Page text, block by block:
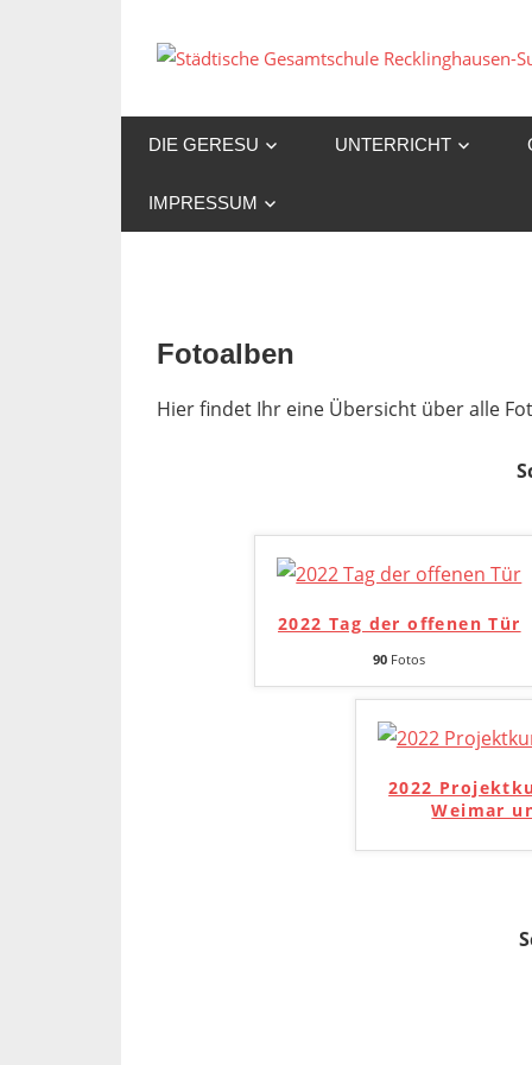
Inhalt
DIE GERESU UNTERRICHT
IMPRESSUM
Fotoalben
Hier findet Ihr eine Übersicht über alle
2022 Tag der offenen Tür
90 Fotos
2022
Weimar